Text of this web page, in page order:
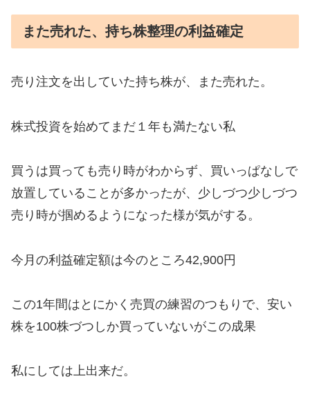
また売れた、持ち株整理の利益確定
売り注文を出していた持ち株が、また売れた。
株式投資を始めてまだ１年も満たない私
買うは買っても売り時がわからず、買いっぱなしで
放置していることが多かったが、少しづつ少しづつ
売り時が掴めるようになった様が気がする。
今月の利益確定額は今のところ42,900円
この1年間はとにかく売買の練習のつもりで、安い
株を100株づつしか買っていないがこの成果
私にしては上出来だ。